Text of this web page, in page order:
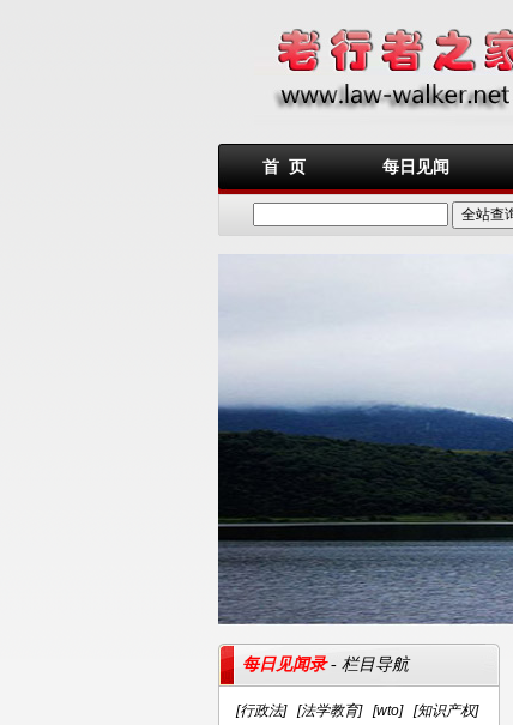
首 页 每日见闻
每日见闻录- 栏目导航
[行政法] [法学教育] [wto] [知识产权]